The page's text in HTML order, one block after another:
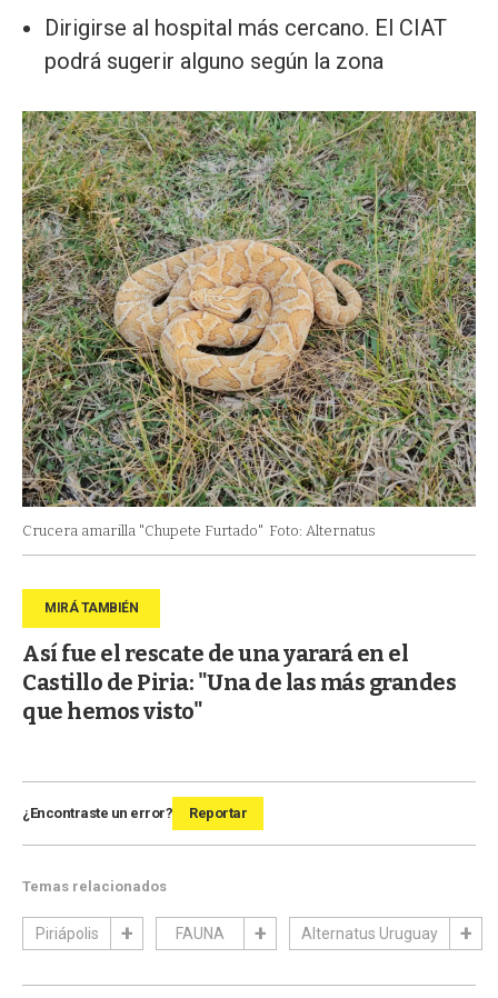
Dirigirse al hospital más cercano. El CIAT
podrá sugerir alguno según la zona
Crucera amarilla "Chupete Furtado" Foto: Alternatus
Así fue el rescate de una yarará en el
Castillo de Piria: "Una de las más grandes
que hemos visto"
¿Encontraste un error? Reportar
Temas relacionados
Piriápolis FAUNA Alternatus Uruguay